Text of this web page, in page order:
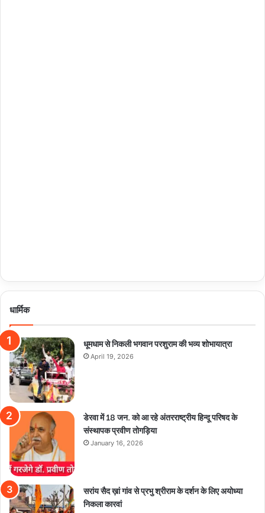
धार्मिक
धूमधाम से निकली भगवान परशुराम की भव्य शोभायात्रा
April 19, 2026
डेरवा में 18 जन. को आ रहे अंतरराष्ट्रीय हिन्दू परिषद के
संस्थापक प्रवीण तोगड़िया
January 16, 2026
सरांय सैद ख़ां गांव से प्रभु श्रीराम के दर्शन के लिए अयोध्या
निकला कारवां